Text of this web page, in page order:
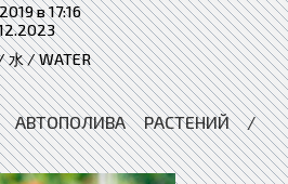
в 17:16
/ WATER
АВТОПОЛИВА РАСТЕНИЙ /